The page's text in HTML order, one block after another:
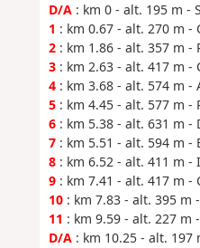
D/A: km 0 - alt. 195 m -
1 : km 0.67 - alt. 270 m
2: km 1.86 - alt. 357 m -
3: km 2.63 - alt. 417 m -
4: km 3.68 - alt. 574 m -
5: km 4.45 - alt. 577 m -
6: km 5.38 - alt. 631 m -
7: km 5.51 - alt. 594 m -
8: km 6.52 - alt. 411 m -
9: km 7.41 - alt. 417 m -
10: km 7.83 - alt. 395 m
11 : km 9.59 - alt. 227
D/A: km 10.25 - alt. 197